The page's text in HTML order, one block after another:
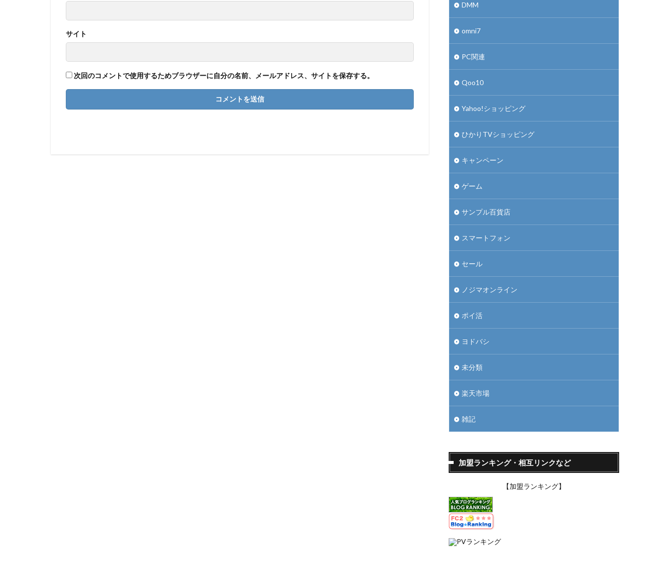
サイト
次回のコメントで使用するためブラウザーに自分の名前、メールアドレス、サイトを保存する。
DMM
omni7
PC関連
Qoo10
Yahoo!ショッピング
ひかりTVショッピング
キャンペーン
ゲーム
サンプル百貨店
スマートフォン
セール
ノジマオンライン
ポイ活
ヨドバシ
未分類
楽天市場
雑記
加盟ランキング・相互リンクなど
【加盟ランキング】